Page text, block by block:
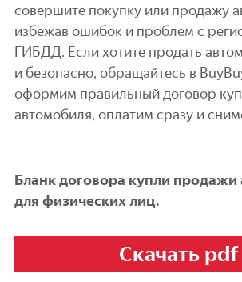
совершите покупку или продажу
избежав ошибок и проблем с
ГИБДД. Если хотите продать
и безопасно, обращайтесь в
оформим правильный договор
автомобиля, оплатим сразу и
Бланк договора купли продажи
для физических лиц.
Скачать pdf